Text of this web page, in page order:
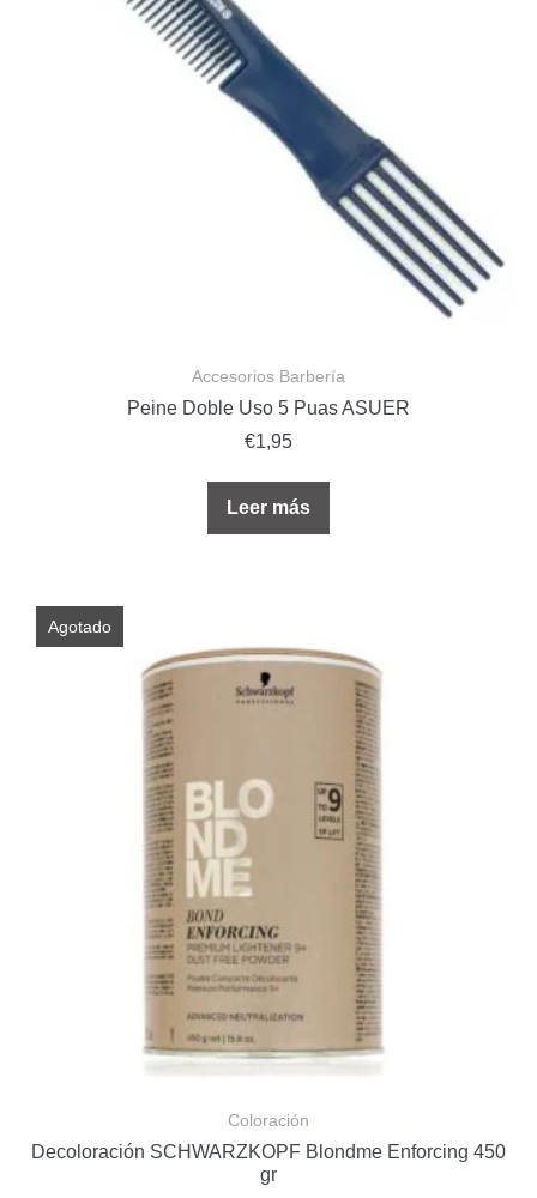
Accesorios Barbería
Peine Doble Uso 5 Puas ASUER
€1,95
Leer más
Agotado
Coloración
Decoloración SCHWARZKOPF Blondme Enforcing 450
gr